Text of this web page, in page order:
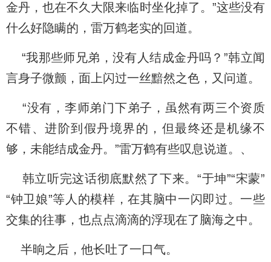
金丹，也在不久大限来临时坐化掉了。”这些没有
什么好隐瞒的，雷万鹤老实的回道。
“我那些师兄弟，没有人结成金丹吗？”韩立闻
言身子微颤，面上闪过一丝黯然之色，又问道。
“没有，李师弟门下弟子，虽然有两三个资质
不错、进阶到假丹境界的，但最终还是机缘不
够，未能结成金丹。”雷万鹤有些叹息说道。、
韩立听完这话彻底默然了下来。“于坤”“宋蒙”
“钟卫娘”等人的模样，在其脑中一闪即过。一些
交集的往事，也点点滴滴的浮现在了脑海之中。
半晌之后，他长吐了一口气。